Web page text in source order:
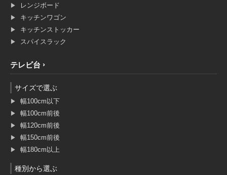
レンジボード
キッチンワゴン
キッチンストッカー
スパイスラック
テレビ台
サイズで選ぶ
幅100cm以下
幅100cm前後
幅120cm前後
幅150cm前後
幅180cm以上
種別から選ぶ